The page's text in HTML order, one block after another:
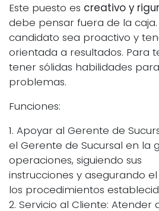
Este puesto es creativo y
debe pensar fuera de la
candidato sea proactivo y
orientada a resultados. Para
tener sólidas habilidades
problemas.
Funciones:
1. Apoyar al Gerente de
el Gerente de Sucursal en la
operaciones, siguiendo sus
instrucciones y asegurando
los procedimientos
2. Servicio al Cliente: Atender